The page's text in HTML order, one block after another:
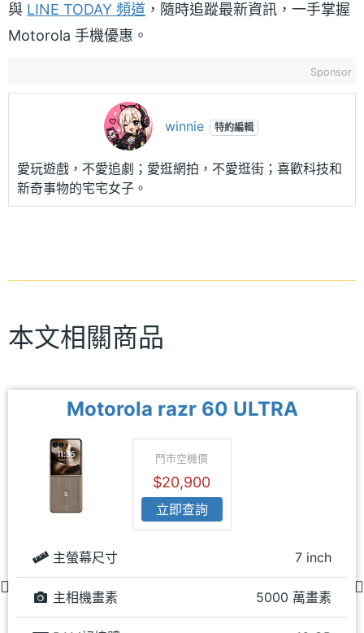
與 LINE TODAY 頻道 ，隨時追蹤最新資訊，一手掌握
Motorola 手機優惠。
Sponsor
winnie 特約編輯
愛玩遊戲，不愛追劇；愛逛網拍，不愛逛街；喜歡科技和
新奇事物的宅宅女子。
本文相關商品
Motorola razr 60 ULTRA
門市空機價
$20,900
立即查詢
主螢幕尺寸 7 inch
主相機畫素 5000 萬畫素